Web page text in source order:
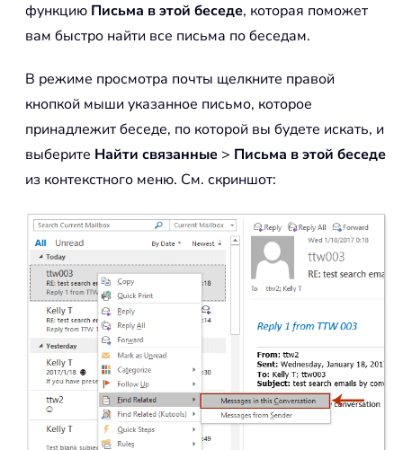
функцию Письма в этой беседе, которая поможет
вам быстро найти все письма по беседам.
В режиме просмотра почты щелкните правой
кнопкой мыши указанное письмо, которое
принадлежит беседе, по которой вы будете искать, и
выберите Найти связанные > Письма в этой беседе
из контекстного меню. См. скриншот: